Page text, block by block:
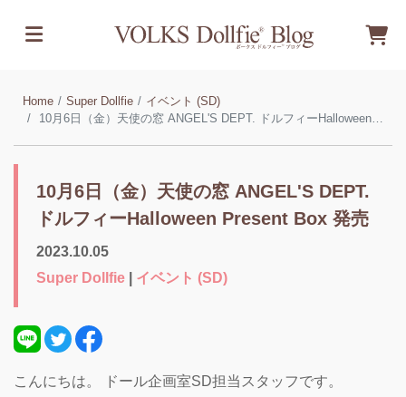
Home Super Dollfie
イベント (SD)
10月6日（金）天使の窓 ANGEL'S DEPT. ドルフィーHalloween Present Box 発売
10月6日（金）天使の窓 ANGEL'S DEPT.
ドルフィーHalloween Present Box 発売
2023.10.05
Super Dollfie
イベント (SD)
こんにちは。 ドール企画室SD担当スタッフです。